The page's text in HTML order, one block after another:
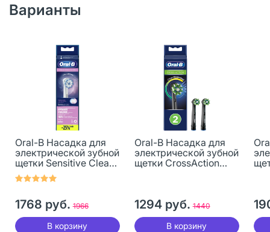
Варианты
Oral-B Насадка для
электрической зубной
щетки Sensitive Clean
EB60 4 шт
1768 руб. 1966
В корзину
Oral-B Насадка для
электрической зубной
щетки CrossAction
1294 руб. 1440
В корзину